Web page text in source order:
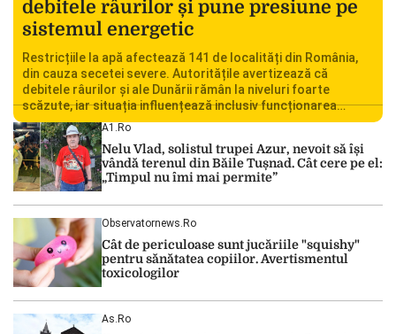
debitele râurilor și pune presiune pe
sistemul energetic
Restricțiile la apă afectează 141 de localități din România,
din cauza secetei severe. Autoritățile avertizează că
debitele râurilor și ale Dunării rămân la niveluri foarte
scăzute, iar situația influențează inclusiv funcționarea
Centralei Nucleare de la Cernavodă. România se confruntă
cu una dintre cele mai dificile perioade din punct de vedere
hidrologic din ultimii ani. Lipsa […]
A1.ro
Nelu Vlad, solistul trupei Azur, nevoit să își
vândă terenul din Băile Tușnad. Cât cere pe el:
„Timpul nu îmi mai permite”
Observatornews.ro
Cât de periculoase sunt jucăriile "squishy"
pentru sănătatea copiilor. Avertismentul
toxicologilor
As.ro